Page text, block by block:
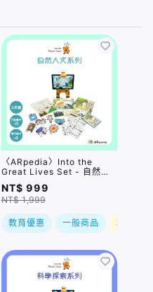
〈ARpedia〉Into the
Great Lives Set - 自然人
文系列
NT$ 999
NT$ 1,999
教育優惠 一般商品 現折